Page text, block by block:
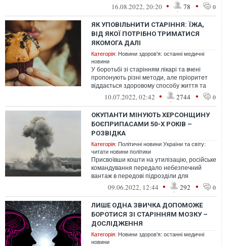
другою нагородою.
16.08.2022, 20:20 • 78 • 0
ЯК УПОВІЛЬНИТИ СТАРІННЯ: ЇЖА,
ВІД ЯКОЇ ПОТРІБНО ТРИМАТИСЯ
ЯКОМОГА ДАЛІ
Категорія: Новини здоров'я: останні медичні
новини
У боротьбі зі старінням лікарі та вчені
пропонують різні методи, але пріоритет
віддається здоровому способу життя та
правильному харчуванню
10.07.2022, 02:42 • 2744 • 0
ОКУПАНТИ МІНУЮТЬ ХЕРСОНЩИНУ
БОЄПРИПАСАМИ 50-Х РОКІВ –
РОЗВІДКА
Категорія: Політичні новини України та світу:
читати новини політики
Присвоївши кошти на утилізацію, російське
командування передало небезпечний
вантаж в передові підрозділи для
мінування оборонних позицій.
09.06.2022, 12:44 • 292 • 0
ЛИШЕ ОДНА ЗВИЧКА ДОПОМОЖЕ
БОРОТИСЯ ЗІ СТАРІННЯМ МОЗКУ –
ДОСЛІДЖЕННЯ
Категорія: Новини здоров'я: останні медичні
новини